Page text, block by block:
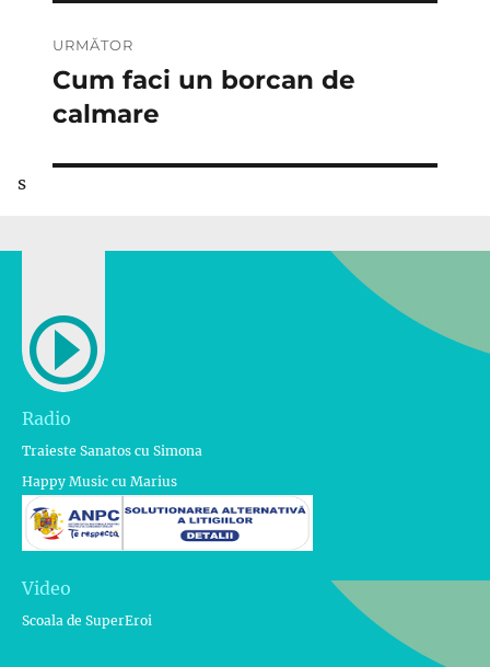
URMĂTOR
Articolul
următor:
Cum faci un borcan de
calmare
s
Radio
Traieste Sanatos cu Simona
Happy Music cu Marius
Video
Scoala de SuperEroi